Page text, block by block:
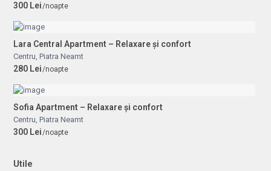
300 Lei/noapte
Lara Central Apartment – Relaxare și confort
Centru, Piatra Neamt
280 Lei/noapte
Sofia Apartment – Relaxare și confort
Centru, Piatra Neamt
300 Lei/noapte
Utile